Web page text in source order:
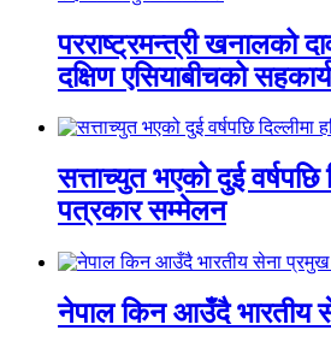
परराष्ट्रमन्त्री खनालको
दक्षिण एसियाबीचको
सत्ताच्युत भएको दुई वर्षपछि
पत्रकार सम्मेलन
नेपाल किन आउँदै भारतीय